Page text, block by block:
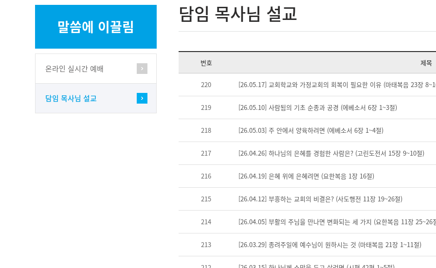
말씀에 이끌림
온라인 실시간 예배
담임 목사님 설교
담임 목사님 설교
번호 제목
220 [26.05.17] 교회학교와 가정교회의 회복이 필요한 이유 (마태복음 23장
219 [26.05.10] 사람됨의 기초 순종과 공경 (에베소서 6장 1~3절)
218 [26.05.03] 주 안에서 양육하려면 (에베소서 6장 1~4절)
217 [26.04.26] 하나님의 은혜를 경험한 사람은? (고린도전서 15장 9~10절)
216 [26.04.19] 은혜 위에 은혜려면 (요한복음 1장 16절)
215 [26.04.12] 부흥하는 교회의 비결은? (사도행전 11장 19~26절)
214 [26.04.05] 부활의 주님을 만나면 변화되는 세 가지 (요한복음 11장 25~26
213 [26.03.29] 종려주일에 예수님이 원하시는 것 (마태복음 21장 1~11절)